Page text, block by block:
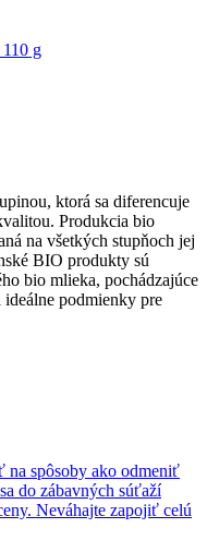
g
ktorá sa diferencuje
Produkcia bio
na všetkých stupňoch jej
BIO produkty sú
bio mlieka, pochádzajúce
podmienky pre
na spôsoby ako odmeniť
do zábavných súťaží
Neváhajte zapojiť celú